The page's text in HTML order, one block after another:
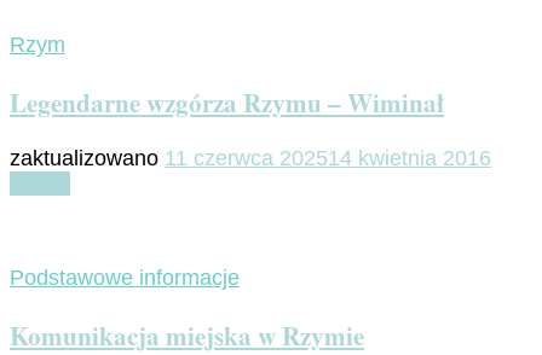
Rzym
Legendarne wzgórza Rzymu – Wiminał
zaktualizowano 11 czerwca 202514 kwietnia 2016
Podstawowe informacje
Komunikacja miejska w Rzymie